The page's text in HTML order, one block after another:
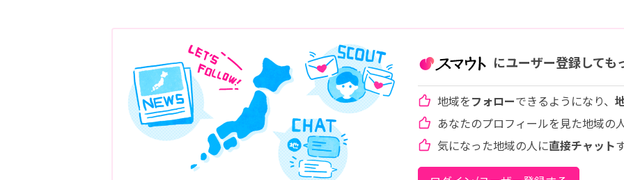
にユーザー登録しても
地域をフォローできるようになり、
あなたのプロフィールを見た地域の
気になった地域の人に直接チャット